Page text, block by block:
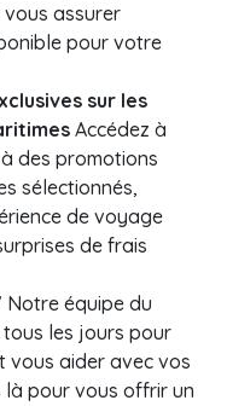
assurer
pour votre
sur les
Accédez à
des promotions
sélectionnés,
de voyage
de frais
Notre équipe du
les jours pour
vous aider avec vos
là pour vous offrir un